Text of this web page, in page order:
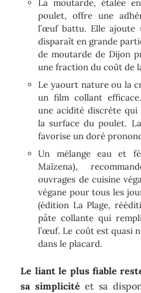
La moutarde, étalée
poulet, offre une
l’œuf battu. Elle ajoute
disparaît en grande
de moutarde de Dijon
une fraction du coût de
Le yaourt nature ou la
un film collant
une acidité discrète
la surface du poulet.
favorise un doré
Un mélange eau et
Maïzena),
ouvrages de cuisine
végane pour tous les
(édition La Plage,
pâte collante qui
l’œuf. Le coût est quasi
dans le placard.
Le liant le plus fiable
sa simplicité et sa